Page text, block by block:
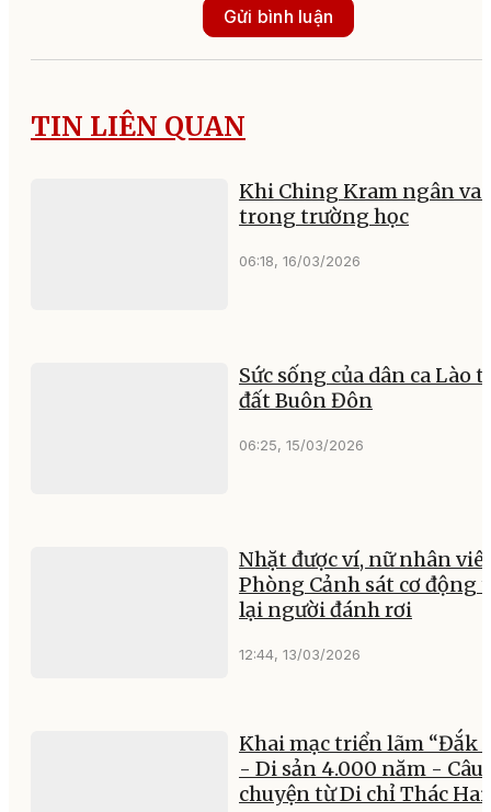
Gửi bình luận
TIN LIÊN QUAN
Khi Ching Kram ngân
trong trường học
06:18, 16/03/2026
Sức sống của dân ca Lào
đất Buôn Đôn
06:25, 15/03/2026
Nhặt được ví, nữ nhân
Phòng Cảnh sát cơ động
lại người đánh rơi
12:44, 13/03/2026
Khai mạc triển lãm “Đắk
- Di sản 4.000 năm - Câu
chuyện từ Di chỉ Thác